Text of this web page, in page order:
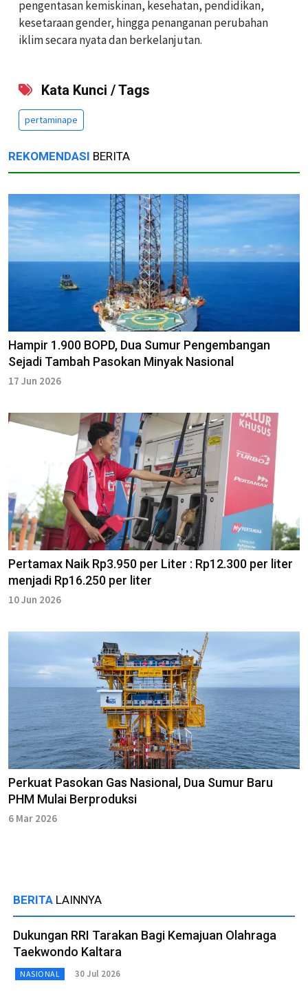
pengentasan kemiskinan, kesehatan, pendidikan,
kesetaraan gender, hingga penanganan perubahan
iklim secara nyata dan berkelanjutan.
Kata Kunci / Tags
pertaminape
REKOMENDASI BERITA
Hampir 1.900 BOPD, Dua Sumur Pengembangan
Sejadi Tambah Pasokan Minyak Nasional
17 Jun 2026
Pertamax Naik Rp3.950 per Liter : Rp12.300 per liter
menjadi Rp16.250 per liter
10 Jun 2026
Perkuat Pasokan Gas Nasional, Dua Sumur Baru
PHM Mulai Berproduksi
6 Mar 2026
BERITA LAINNYA
Dukungan RRI Tarakan Bagi Kemajuan Olahraga
Taekwondo Kaltara
NASIONAL 30 Jul 2026